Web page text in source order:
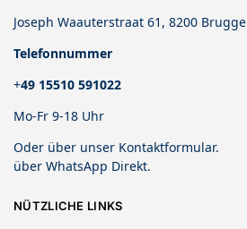
Joseph Waauterstraat 61, 8200 Brugge
Telefonnummer
+49 15510 591022
Mo-Fr 9-18 Uhr
Oder über unser Kontaktformular.
über WhatsApp Direkt.
NÜTZLICHE LINKS